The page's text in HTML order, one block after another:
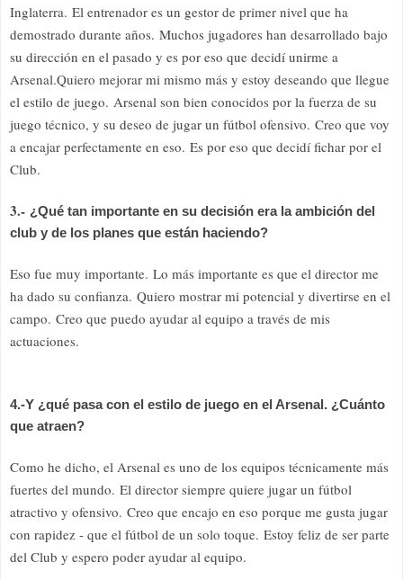
Inglaterra. El entrenador es un gestor de primer nivel que ha
demostrado durante años. Muchos jugadores han desarrollado bajo
su dirección en el pasado y es por eso que decidí unirme a
Arsenal.Quiero mejorar mi mismo más y estoy deseando que llegue
el estilo de juego. Arsenal son bien conocidos por la fuerza de su
juego técnico, y su deseo de jugar un fútbol ofensivo. Creo que voy
a encajar perfectamente en eso. Es por eso que decidí fichar por el
Club.
3.- ¿Qué tan importante en su decisión era la ambición del
club y de los planes que están haciendo?
Eso fue muy importante. Lo más importante es que el director me
ha dado su confianza. Quiero mostrar mi potencial y divertirse en el
campo. Creo que puedo ayudar al equipo a través de mis
actuaciones.
4.-Y ¿qué pasa con el estilo de juego en el Arsenal. ¿Cuánto
que atraen?
Como he dicho, el Arsenal es uno de los equipos técnicamente más
fuertes del mundo. El director siempre quiere jugar un fútbol
atractivo y ofensivo. Creo que encajo en eso porque me gusta jugar
con rapidez - que el fútbol de un solo toque. Estoy feliz de ser parte
del Club y espero poder ayudar al equipo.